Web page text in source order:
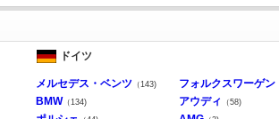
ドイツ
メルセデス・ベンツ （143) フォルクスワーゲン
BMW （134) アウディ （58)